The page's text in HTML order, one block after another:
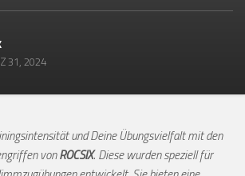
31, 2024
und Deine Übungsvielfalt mit den
vonROCSIX. Diese wurden speziell für